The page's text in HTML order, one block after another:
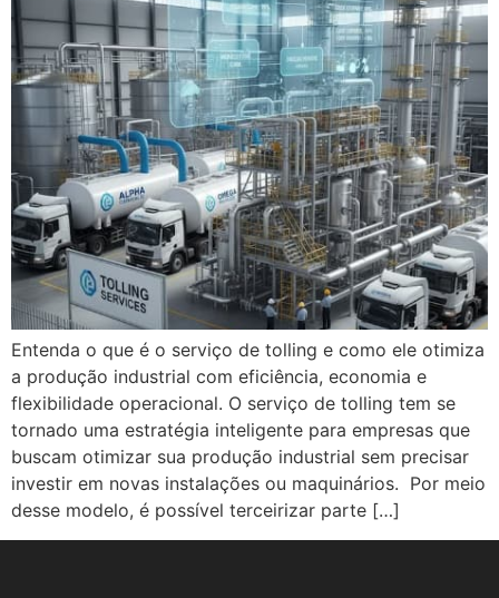
Entenda o que é o serviço de tolling e como ele otimiza
a produção industrial com eficiência, economia e
flexibilidade operacional. O serviço de tolling tem se
tornado uma estratégia inteligente para empresas que
buscam otimizar sua produção industrial sem precisar
investir em novas instalações ou maquinários. Por meio
desse modelo, é possível terceirizar parte […]